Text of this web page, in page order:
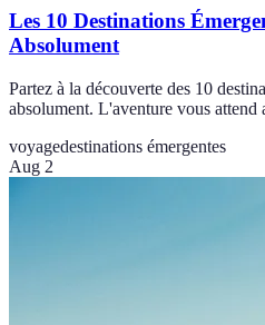
Les 10 Destinations
Absolument
Partez à la découverte des 10
absolument. L'aventure vous attend
voyagedestinations émergentes
Aug 2